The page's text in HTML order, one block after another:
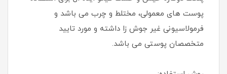
پوست های معمولی، مختلط و چرب می باشد و
فرمولاسیونی غیر جوش زا داشته و مورد تایید
متخصصان پوستی می باشد.